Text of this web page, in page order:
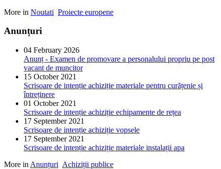
More in Noutati Proiecte europene
Anunțuri
04 February 2026
Anunț - Examen de promovare a personalului propriu pe post
vacant de muncitor
15 October 2021
Scrisoare de intenție achiziție materiale pentru curățenie și
întreținere
01 October 2021
Scrisoare de intenție achiziție echipamente de rețea
17 September 2021
Scrisoare de intenție achiziție vopsele
17 September 2021
Scrisoare de intenție achiziție materiale instalații apa
More in Anunțuri Achiziții publice